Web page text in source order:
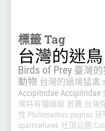
標籤 Tag
台灣的迷鳥
Birds of Prey 臺灣
動物 台灣的過境猛禽
Accipitridae Accipitridae
灣特有種蜻蜓 賞鷹 台灣
性 Philomachus pugnax 班
sparrowhawk 社頂公園